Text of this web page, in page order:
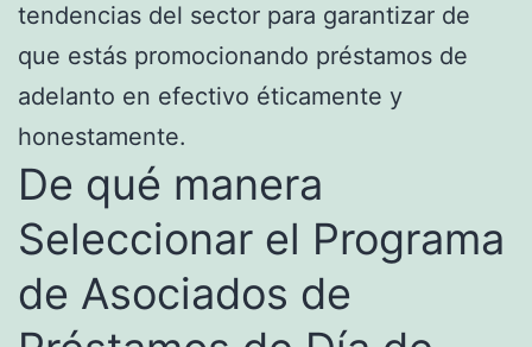
tendencias del sector para garantizar de
que estás promocionando préstamos de
adelanto en efectivo éticamente y
honestamente.
De qué manera
Seleccionar el Programa
de Asociados de